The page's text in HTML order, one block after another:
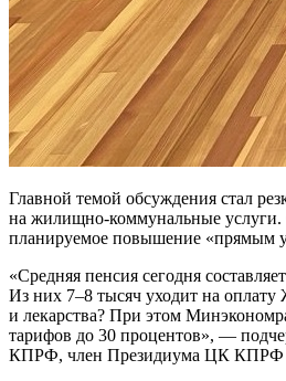
Главной темой обсуждения стал
на жилищно-коммунальные услуги.
планируемое повышение «прямым
«Средняя пенсия сегодня
Из них 7–8 тысяч уходит на
и лекарства? При этом
тарифов до 30 процентов», —
КПРФ, член Президиума ЦК КПРФ